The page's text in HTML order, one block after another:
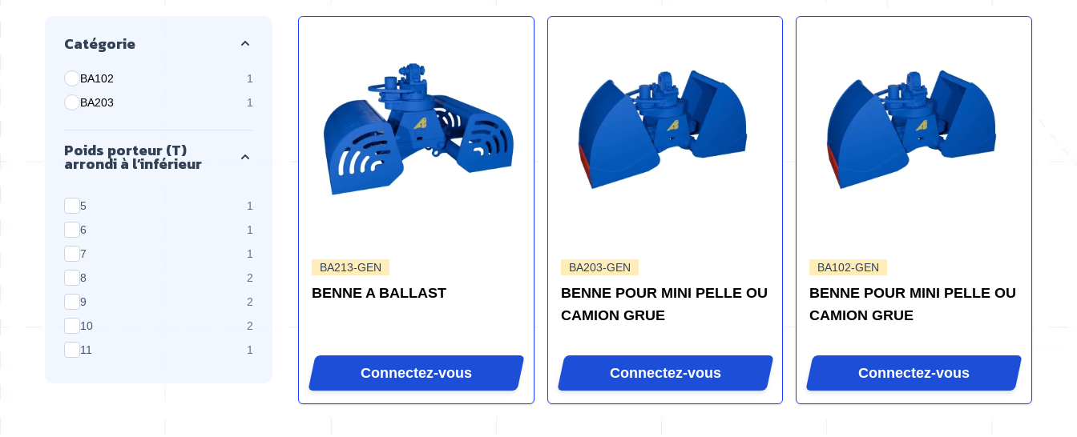
Catégorie
BA102 1
produits disponibles
BA203
1
produits disponibles
Poids porteur (T)
arrondi à l’inférieur
5 1
6
1
7
1
8
2 produits disponibles
9
2 produits disponibles
10
2
11
1
BA213-GEN
BENNE A BALLAST
Connectez-vous
BA203-GEN
BENNE POUR MINI PELLE OU
CAMION GRUE
Connectez-vous
BA102-GEN
BENNE POUR MINI PELLE OU
CAMION GRUE
Connectez-vous